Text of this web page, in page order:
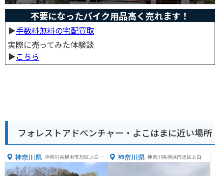
不要になったバイク用品高く売れます！
▶︎手数料無料の宅配買取
実際に売ってみた体験談
▶︎こちら
フォレストアドベンチャー・よこはまに近い場所
神奈川県 神奈川県横浜市旭区上白根
町１４２５−４
神奈川県 神奈川県横浜市旭区上白根
町１１７５−１